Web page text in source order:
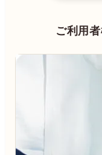
ご利用